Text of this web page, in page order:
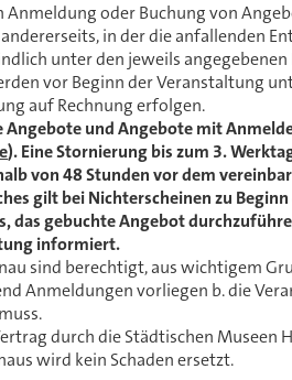
oder Buchung von
in der die anfallenden
unter den jeweils
vor Beginn der Veranstaltung
auf Rechnung erfolgen.
und Angebote mit
). Eine Stornierung bis zum 3.
von 48 Stunden vor dem
gilt bei Nichterscheinen zu
das gebuchte Angebot
informiert.
sind berechtigt, aus wichtigem
Anmeldungen vorliegen b. die
durch die Städtischen
wird kein Schaden ersetzt.